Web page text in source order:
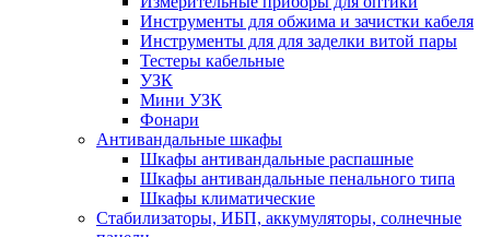
Инструменты для обжима и зачистки кабеля
Инструменты для для заделки витой пары
Тестеры кабельные
УЗК
Мини УЗК
Фонари
Антивандальные шкафы
Шкафы антивандальные распашные
Шкафы антивандальные пенального типа
Шкафы климатические
Стабилизаторы, ИБП, аккумуляторы, солнечные